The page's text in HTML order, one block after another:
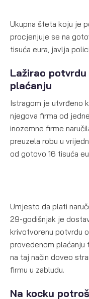
Ukupna šteta koju je
procjenjuje se na
tisuća eura, javlja
Lažirao potvrdu
plaćanju
Istragom je utvrđeno
njegova firma od jedne
inozemne firme
preuzela robu u
od gotovo 16 tisuća
Umjesto da plati
29-godišnjak je
krivotvorenu potvrdu o
provedenom plaćanju
na taj način doveo
firmu u zabludu.
Na kocku